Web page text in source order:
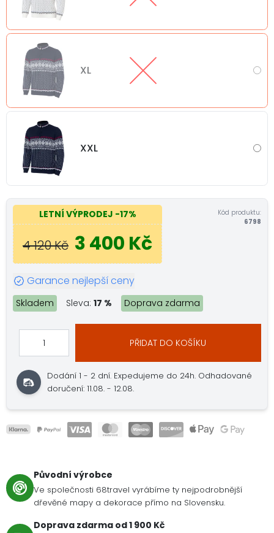
XL
XXL
LETNÍ VÝPRODEJ -17%
4 120 Kč 3 400 Kč
Kód produktu:
6798
Garance nejlepší ceny
Skladem Sleva: 17 % Doprava zdarma
PŘIDAT DO KOŠÍKU
Dodání 1 - 2 dní. Expedujeme do 24h. Odhadované
doručení: 11.08. - 12.08.
Původní výrobce
Ve společnosti 68travel vyrábíme ty nejpodrobnější
dřevěné mapy a dekorace přímo na Slovensku.
Doprava zdarma od 1 900 Kč